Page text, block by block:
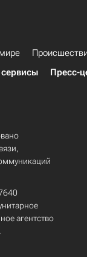
Пресс-
агентство